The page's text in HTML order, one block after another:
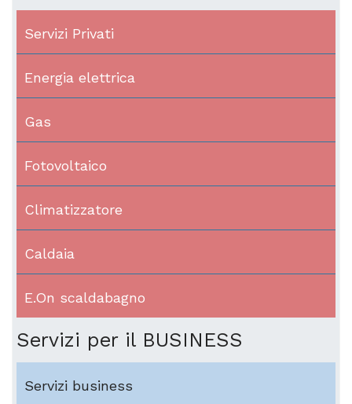
Servizi Privati
Energia elettrica
Gas
Fotovoltaico
Climatizzatore
Caldaia
E.On scaldabagno
Servizi per il BUSINESS
Servizi business